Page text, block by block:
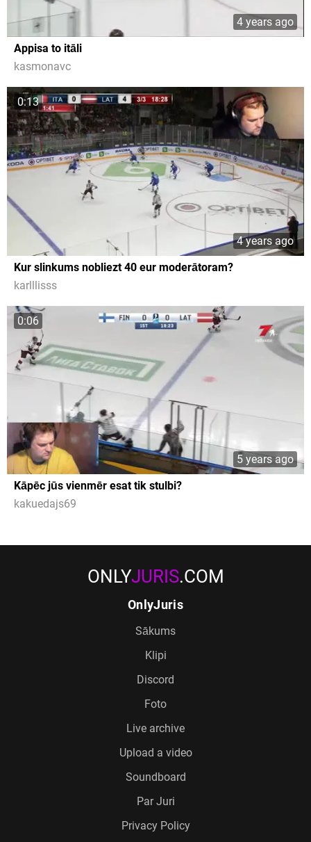
4 years ago
Appisa to itāli
kasmonavc
0:13
4 years ago
Kur slinkums nobliezt 40 eur moderātoram?
karlllisss
0:06
5 years ago
Kāpēc jūs vienmēr esat tik stulbi?
kakuedajs69
ONLYJURIS.COM
OnlyJuris
Sākums
Klipi
Discord
Foto
Live archive
Upload a video
Soundboard
Par Juri
Privacy Policy